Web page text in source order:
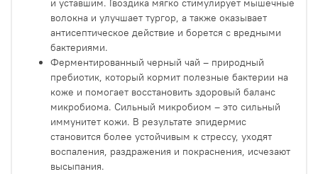
и уставшим. Гвоздика мягко стимулирует мышечные
волокна и улучшает тургор, а также оказывает
антисептическое действие и борется с вредными
бактериями.
Ферментированный черный чай – природный
пребиотик, который кормит полезные бактерии на
коже и помогает восстановить здоровый баланс
микробиома. Сильный микробиом – это сильный
иммунитет кожи. В результате эпидермис
становится более устойчивым к стрессу, уходят
воспаления, раздражения и покраснения, исчезают
высыпания.